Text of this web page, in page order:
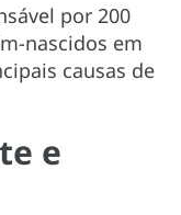
por 200
nascidos em
causas de
e